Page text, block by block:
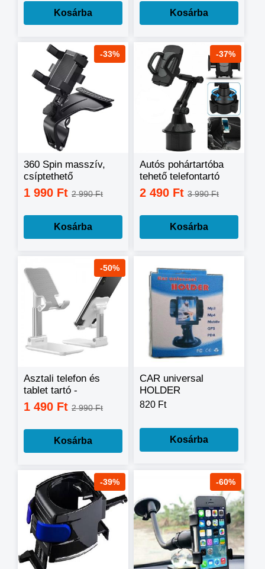
Kosárba Kosárba
-33%
360 Spin masszív,
csíptethető
telefontartó
1 990 Ft 2 990 Ft
Kosárba
-37%
Autós pohártartóba
tehető telefontartó
2 490 Ft 3 990 Ft
Kosárba
-50%
Asztali telefon és
tablet tartó -
csúszásgátlóval
1 490 Ft 2 990 Ft
Kosárba
CAR universal
HOLDER
(Mp3,Mp4,Mobile,Gps,PDA)
820 Ft
Kosárba
-39% -60%